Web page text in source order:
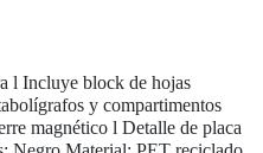
l Incluye block de hojas
y compartimentos
magnético l Detalle de placa